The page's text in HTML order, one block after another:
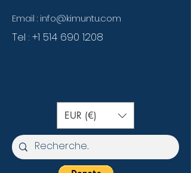
Email : info@kimuntu.com
Tel : +1 514 690 1208
EUR (€)